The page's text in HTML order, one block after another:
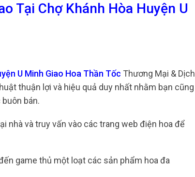
Tại Chợ Khánh Hòa Huyện U
U Minh Giao Hoa Thần Tốc Thương Mại & Dịch
thuận lợi và hiệu quả duy nhất nhằm bạn cũng
bán.
nhà và truy vấn vào các trang web điện hoa để
game thủ một loạt các sản phẩm hoa đa